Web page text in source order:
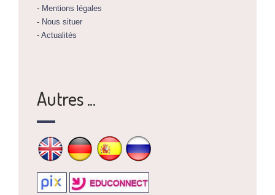
- Mentions légales
- Nous situer
- Actualités
Autres ...